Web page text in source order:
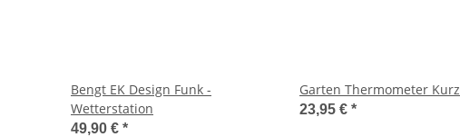
Bengt EK Design Funk -
Wetterstation
49,90 € *
Garten Thermometer Kurz
23,95 € *